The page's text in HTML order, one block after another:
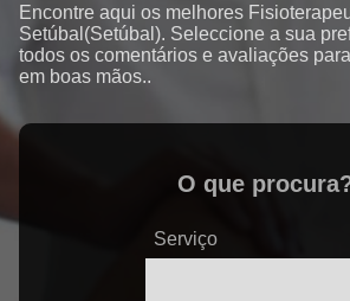
Encontre aqui os melhores
Setúbal(Setúbal). Seleccione a sua
todos os comentários e avaliações
em boas mãos..
O que
Serviço